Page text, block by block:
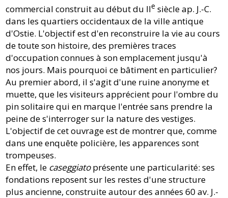
commercial construit au début du IIe siècle ap. J.-C.
dans les quartiers occidentaux de la ville antique
d'Ostie. L'objectif est d'en reconstruire la vie au cours
de toute son histoire, des premières traces
d'occupation connues à son emplacement jusqu'à
nos jours. Mais pourquoi ce bâtiment en particulier?
Au premier abord, il s'agit d'une ruine anonyme et
muette, que les visiteurs apprécient pour l'ombre du
pin solitaire qui en marque l'entrée sans prendre la
peine de s'interroger sur la nature des vestiges.
L'objectif de cet ouvrage est de montrer que, comme
dans une enquête policière, les appa­rences sont
trompeuses.
En effet, le caseggiatoprésente une particularité: ses
fondations reposent sur les restes d'une structure
plus ancienne, construite autour des années 60 av. J.-